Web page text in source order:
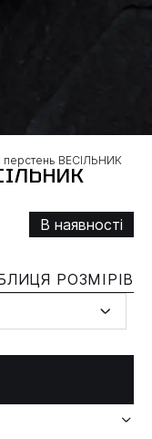
перстень ВЕСІЛЬНИК
В наявності
РОЗМІРІВ